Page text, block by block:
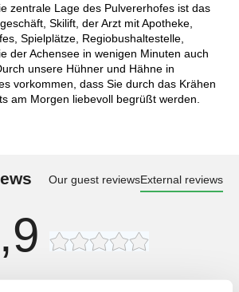
zentrale Lage des Pulvererhofes ist das
Skilift, der Arzt mit Apotheke,
Spielplätze, Regiobushaltestelle,
der Achensee in wenigen Minuten auch
unsere Hühner und Hähne in
vorkommen, dass Sie durch das Krähen
am Morgen liebevoll begrüßt werden.
Our guest reviewsExternal reviews